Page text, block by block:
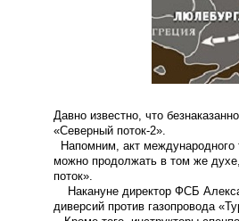
Давно известно, что
«Северный поток-2».
Напомним, акт международного
можно продолжать в том же
поток».
Накануне директор ФСБ
диверсий против газопровода